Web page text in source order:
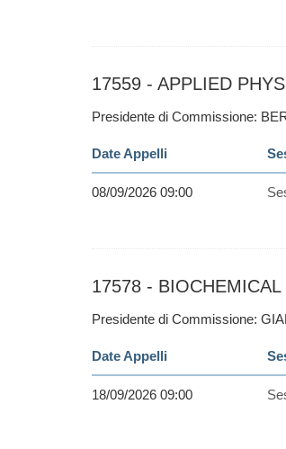
17559 - APPLIED
Presidente di Commissione:
Date Appelli
08/09/2026 09:00
17578 -
Presidente di Commissione:
Date Appelli
18/09/2026 09:00